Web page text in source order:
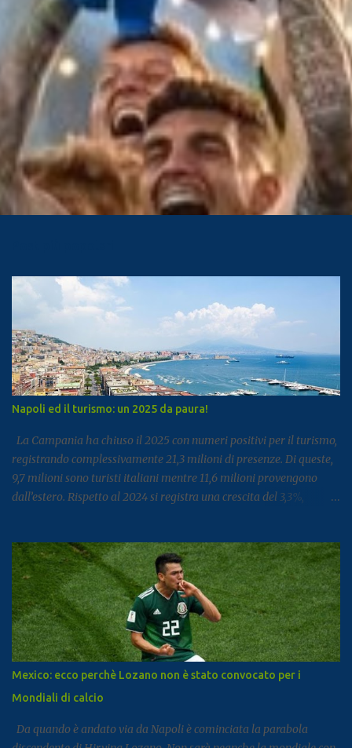
Napoli ed il turismo: un 2025 da paura!
La Campania ha chiuso il 2025 con numeri positivi per il turismo,
registrando complessivamente 21,3 milioni di presenze. Di queste,
9,7 milioni sono turisti italiani mentre 11,6 milioni provengono
dall’estero. Rispetto al 2024 si registra una crescita del 3,3%,
dedicato al turismo, pubblicato come di consueto con alcuni mesi
di ritardo ma utile per fotografare l’andamento complessivo del
comparto nella regione. Napoli e Sorrento trainano il settore: Tra
le principali destinazioni spicca Napoli, che con 3,8 milioni di
presenze si posiziona al dodicesimo posto tra le mete turistiche
italiane, risultando la città con il miglior risultato nel
Mezzogiorno. Subito dopo si colloca Sorrento, che ha registrato 2,8
milioni di presenze e continua a distinguersi anche per alcuni dati
particolari. Circa il 90% dei visitatori della località costiera
proviene infatt...
Mexico: ecco perchè Lozano non è stato convocato per i
Mondiali di calcio
Da quando è andato via da Napoli è cominciata la parabola